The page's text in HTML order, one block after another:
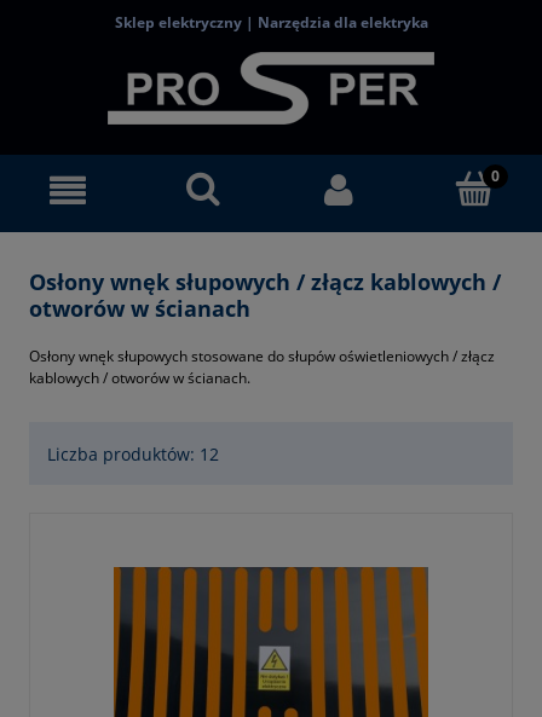
Sklep elektryczny | Narzędzia dla elektryka
Osłony wnęk słupowych / złącz kablowych /
otworów w ścianach
Osłony wnęk słupowych stosowane do słupów oświetleniowych / złącz
kablowych / otworów w ścianach.
Liczba produktów: 12